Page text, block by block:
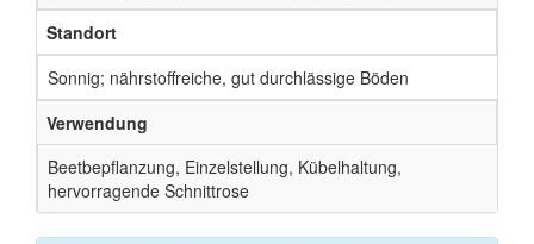
Standort
Sonnig; nährstoffreiche, gut durchlässige Böden
Verwendung
Beetbepflanzung, Einzelstellung, Kübelhaltung,
hervorragende Schnittrose